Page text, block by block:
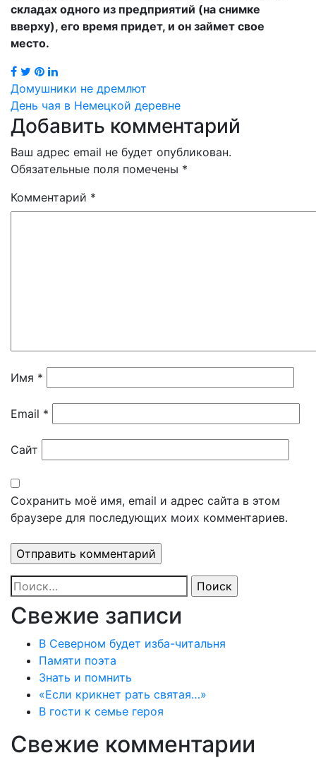
складах одного из предприятий (на снимке
вверху), его время придет, и он займет свое
место.
Навигация
по
записям
Домушники не дремлют
День чая в Немецкой деревне
Добавить комментарий
Ваш адрес email не будет опубликован.
Обязательные поля помечены *
Комментарий *
Имя *
Email *
Сайт
Сохранить моё имя, email и адрес сайта в этом
браузере для последующих моих комментариев.
Найти:
Свежие записи
В Северном будет изба-читальня
Памяти поэта
Знать и помнить
«Если крикнет рать святая…»
В гости к семье героя
Свежие комментарии